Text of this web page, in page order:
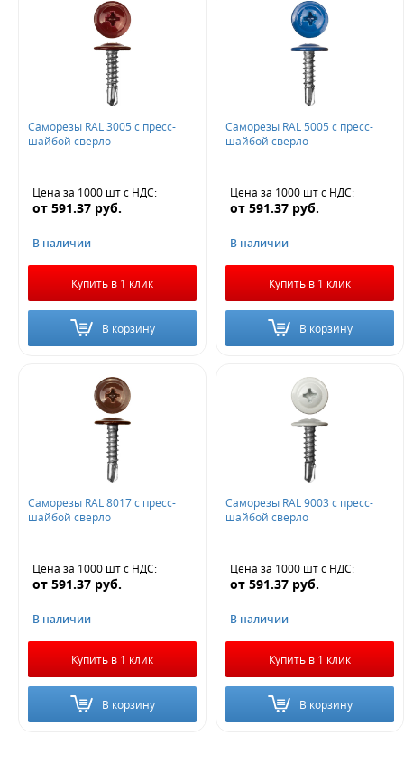
Саморезы RAL 3005 с пресс-
шайбой сверло
Цена за 1000 штс НДС:
от 591.37 руб.
В наличии
Купить в 1 клик
В корзину
Саморезы RAL 5005 с пресс-
шайбой сверло
Цена за 1000 штс НДС:
от 591.37 руб.
В наличии
Купить в 1 клик
В корзину
Саморезы RAL 8017 с пресс-
шайбой сверло
Цена за 1000 штс НДС:
от 591.37 руб.
В наличии
Купить в 1 клик
В корзину
Саморезы RAL 9003 с пресс-
шайбой сверло
Цена за 1000 штс НДС:
от 591.37 руб.
В наличии
Купить в 1 клик
В корзину